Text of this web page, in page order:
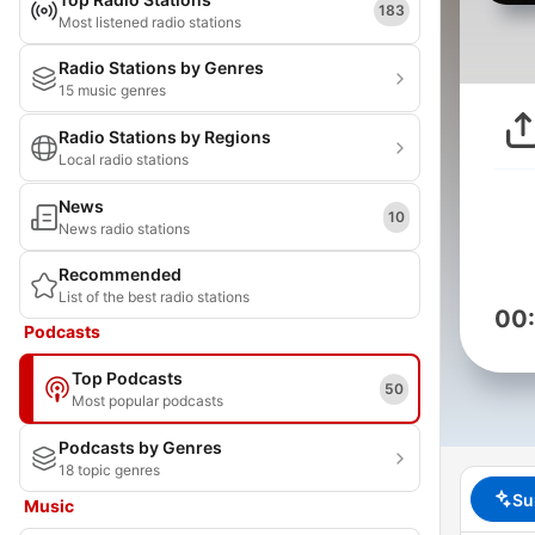
Most listened radio stations
183
Radio Stations by Genres
15 music genres
Radio Stations by Regions
Local radio stations
News
News radio stations
10
Recommended
List of the best radio stations
Podcasts
Top Podcasts
Most popular podcasts
50
Podcasts by Genres
18 topic genres
Music